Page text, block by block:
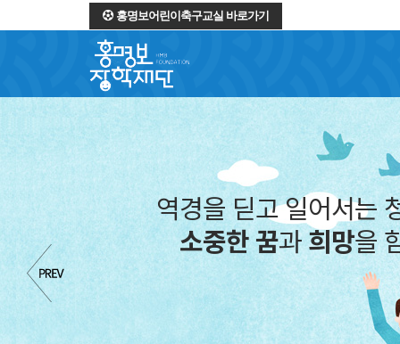
홍명보어린이축구교실 바로가기
역경을 딛고 일어서는
소중한 꿈과희망을